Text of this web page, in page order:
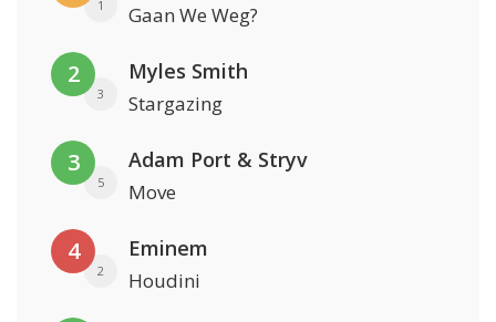
1 Gaan We Weg?
2
3
Myles Smith
Stargazing
3
5
Adam Port & Stryv
Move
4
2
Eminem
Houdini